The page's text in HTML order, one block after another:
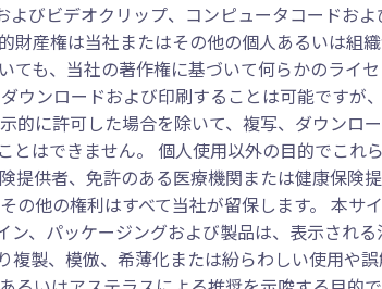
びビデオクリップ、コンピュータコードお
産権は当社またはその他の個人あるいは組
も、当社の著作権に基づいて何らかのライ
ンロードおよび印刷することは可能ですが
に許可した場合を除いて、複写、ダウンロ
はできません。 個人使用以外の目的でこれ
提供者、免許のある医療機関または健康保険
他の権利はすべて当社が留保します。 本サ
、パッケージングおよび製品は、表示され
製、模倣、希薄化または紛らわしい使用や